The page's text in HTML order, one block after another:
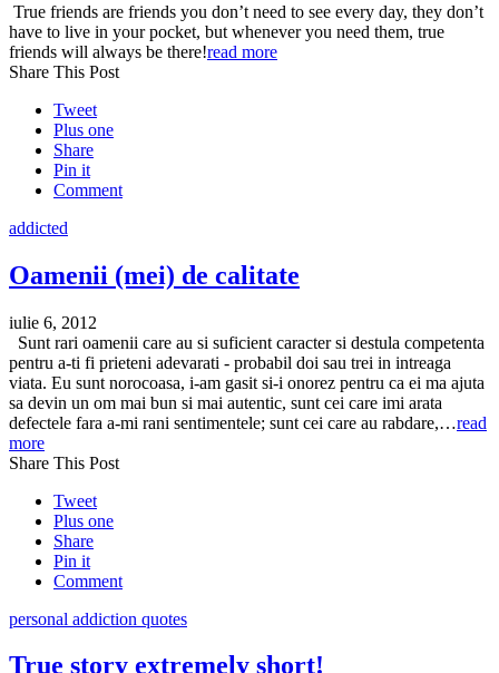
True friends are friends you don’t need to see every day, they don’t
have to live in your pocket, but whenever you need them, true
friends will always be there!read more
Share This Post
Tweet
Plus one
Share
Pin it
Comment
addicted
Oamenii (mei) de calitate
iulie 6, 2012
Sunt rari oamenii care au si suficient caracter si destula competenta
pentru a-ti fi prieteni adevarati - probabil doi sau trei in intreaga
viata. Eu sunt norocoasa, i-am gasit si-i onorez pentru ca ei ma ajuta
sa devin un om mai bun si mai autentic, sunt cei care imi arata
defectele fara a-mi rani sentimentele; sunt cei care au rabdare,…read
more
Share This Post
Tweet
Plus one
Share
Pin it
Comment
personal addiction quotes
True story extremely short!